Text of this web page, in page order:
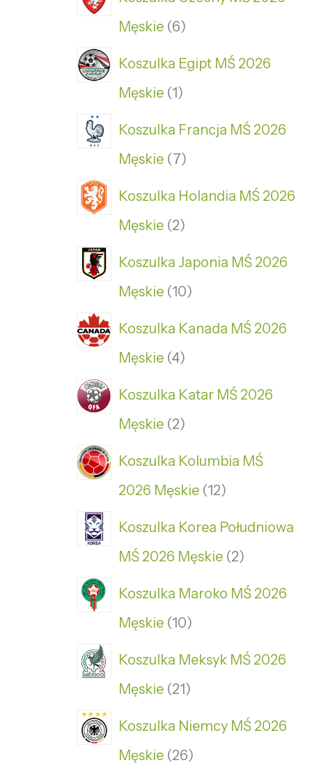
Męskie 6
Koszulka Egipt MŚ 2026
Męskie 1
Koszulka Francja MŚ 2026
Męskie 7
Koszulka Holandia MŚ 2026
Męskie 2
Koszulka Japonia MŚ 2026
Męskie 10
Koszulka Kanada MŚ 2026
Męskie 4
Koszulka Katar MŚ 2026
Męskie 2
Koszulka Kolumbia MŚ
2026 Męskie 12
Koszulka Korea Południowa
MŚ 2026 Męskie 2
Koszulka Maroko MŚ 2026
Męskie 10
Koszulka Meksyk MŚ 2026
Męskie 21
Koszulka Niemcy MŚ 2026
Męskie 26